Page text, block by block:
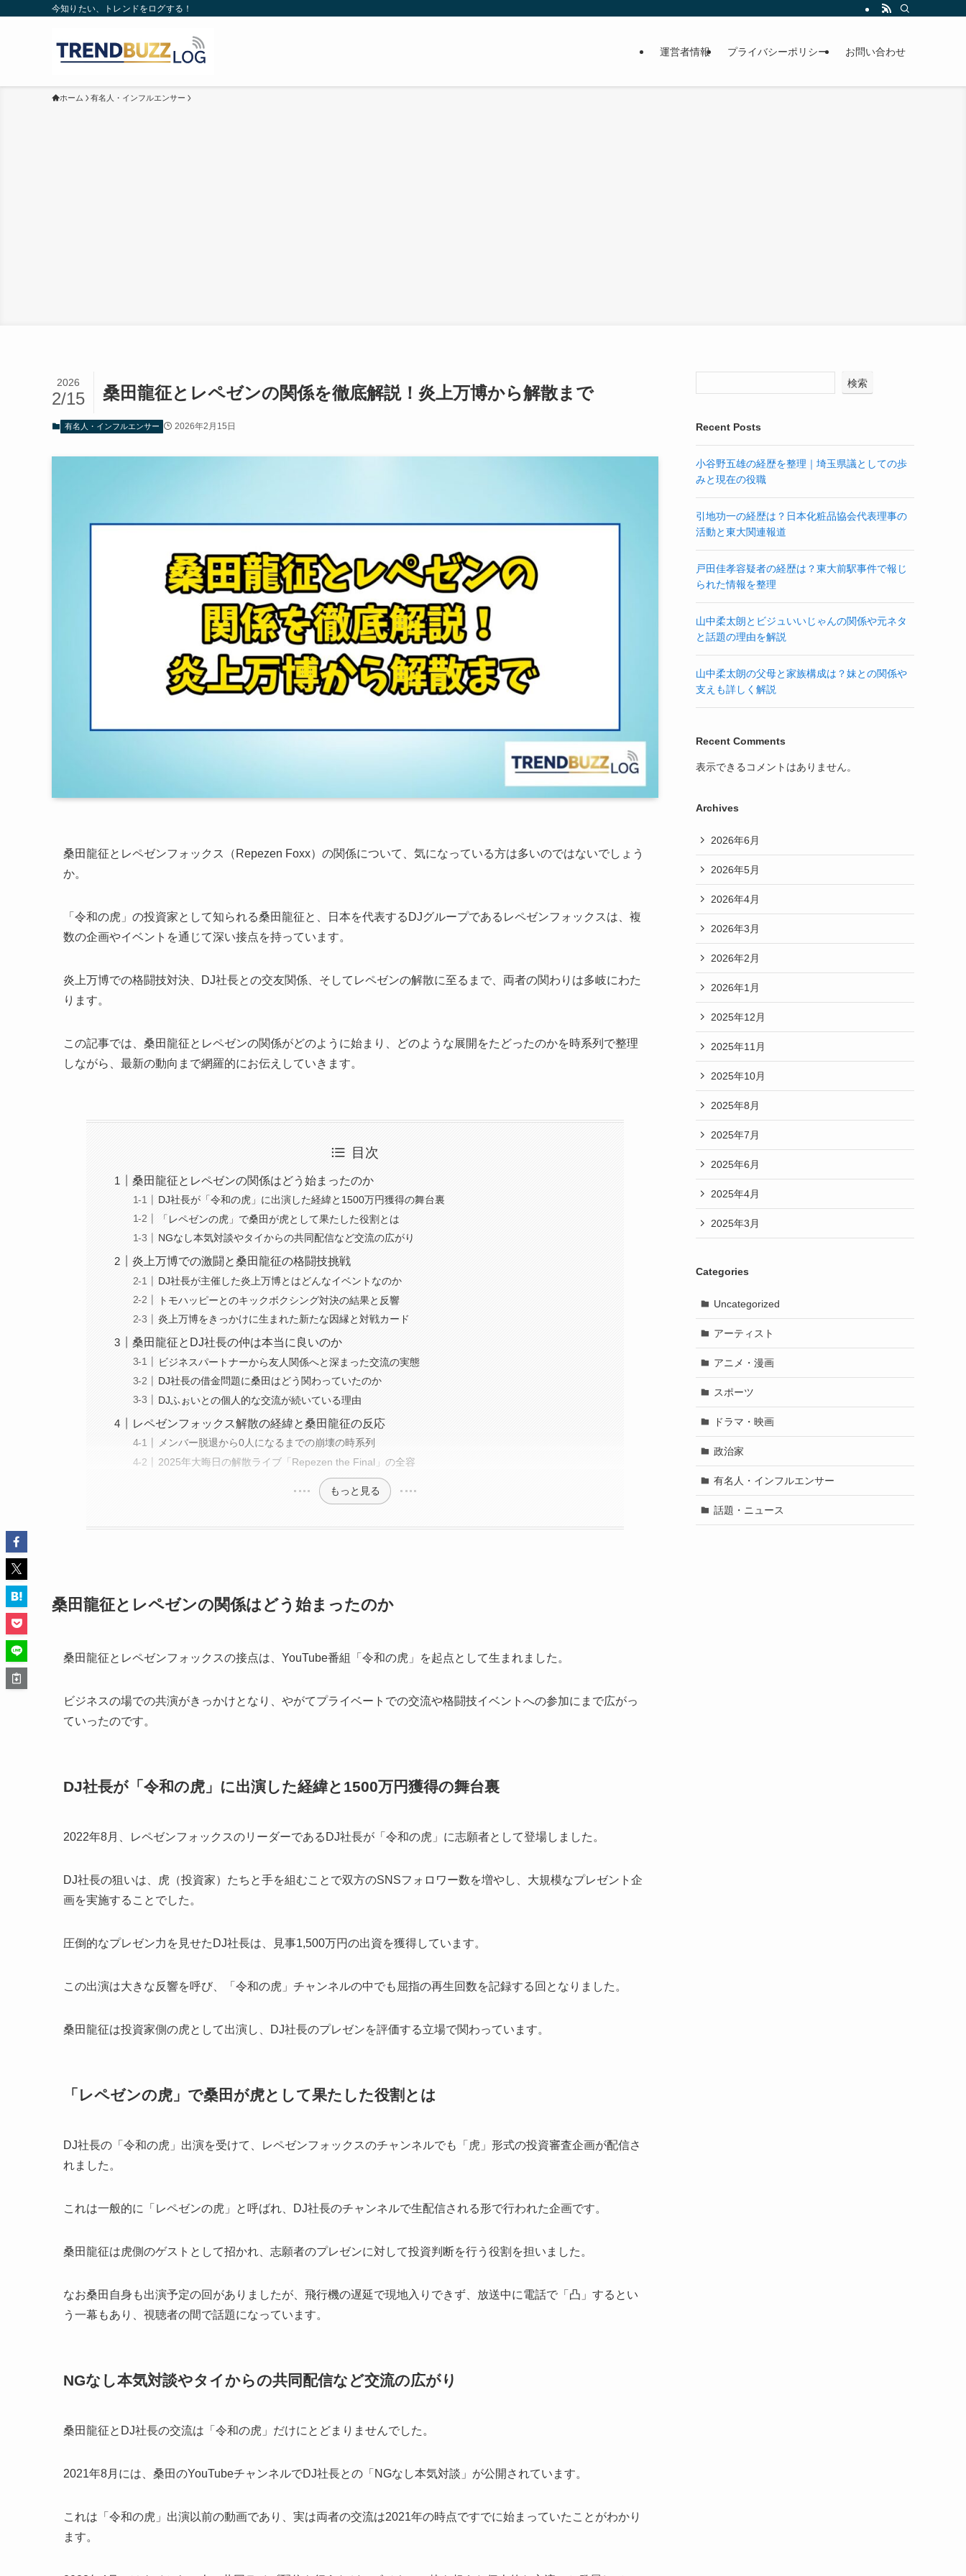
今知りたい、トレンドをログする！
運営者情報 プライバシーポリシー お問い合わせ
ホーム 有名人・インフルエンサー
桑田龍征とレペゼンの関係を徹底解説！炎上万博から解散まで
2026
2/15
有名人・インフルエンサー 2026年2月15日
桑田龍征とレペゼンフォックス（Repezen Foxx）の関係について、気になっている方は多いのではないでしょう
か。
「令和の虎」の投資家として知られる桑田龍征と、日本を代表するDJグループであるレペゼンフォックスは、複
数の企画やイベントを通じて深い接点を持っています。
炎上万博での格闘技対決、DJ社長との交友関係、そしてレペゼンの解散に至るまで、両者の関わりは多岐にわた
ります。
この記事では、桑田龍征とレペゼンの関係がどのように始まり、どのような展開をたどったのかを時系列で整理
しながら、最新の動向まで網羅的にお伝えしていきます。
目次
桑田龍征とレペゼンの関係はどう始まったのか
DJ社長が「令和の虎」に出演した経緯と1500万円獲得の舞台裏
「レペゼンの虎」で桑田が虎として果たした役割とは
NGなし本気対談やタイからの共同配信など交流の広がり
炎上万博での激闘と桑田龍征の格闘技挑戦
DJ社長が主催した炎上万博とはどんなイベントなのか
トモハッピーとのキックボクシング対決の結果と反響
炎上万博をきっかけに生まれた新たな因縁と対戦カード
桑田龍征とDJ社長の仲は本当に良いのか
ビジネスパートナーから友人関係へと深まった交流の実態
DJ社長の借金問題に桑田はどう関わっていたのか
DJふぉいとの個人的な交流が続いている理由
レペゼンフォックス解散の経緯と桑田龍征の反応
メンバー脱退から0人になるまでの崩壊の時系列
2025年大晦日の解散ライブ「Repezen the Final」の全容
もっと見る
桑田龍征とレペゼンの関係はどう始まったのか
桑田龍征とレペゼンフォックスの接点は、YouTube番組「令和の虎」を起点として生まれました。
ビジネスの場での共演がきっかけとなり、やがてプライベートでの交流や格闘技イベントへの参加にまで広がっ
ていったのです。
DJ社長が「令和の虎」に出演した経緯と1500万円獲得の舞台裏
2022年8月、レペゼンフォックスのリーダーであるDJ社長が「令和の虎」に志願者として登場しました。
DJ社長の狙いは、虎（投資家）たちと手を組むことで双方のSNSフォロワー数を増やし、大規模なプレゼント企
画を実施することでした。
圧倒的なプレゼン力を見せたDJ社長は、見事1,500万円の出資を獲得しています。
この出演は大きな反響を呼び、「令和の虎」チャンネルの中でも屈指の再生回数を記録する回となりました。
桑田龍征は投資家側の虎として出演し、DJ社長のプレゼンを評価する立場で関わっています。
「レペゼンの虎」で桑田が虎として果たした役割とは
DJ社長の「令和の虎」出演を受けて、レペゼンフォックスのチャンネルでも「虎」形式の投資審査企画が配信さ
れました。
これは一般的に「レペゼンの虎」と呼ばれ、DJ社長のチャンネルで生配信される形で行われた企画です。
桑田龍征は虎側のゲストとして招かれ、志願者のプレゼンに対して投資判断を行う役割を担いました。
なお桑田自身も出演予定の回がありましたが、飛行機の遅延で現地入りできず、放送中に電話で「凸」するとい
う一幕もあり、視聴者の間で話題になっています。
NGなし本気対談やタイからの共同配信など交流の広がり
桑田龍征とDJ社長の交流は「令和の虎」だけにとどまりませんでした。
2021年8月には、桑田のYouTubeチャンネルでDJ社長との「NGなし本気対談」が公開されています。
これは「令和の虎」出演以前の動画であり、実は両者の交流は2021年の時点ですでに始まっていたことがわかり
ます。
検索
Recent Posts
小谷野五雄の経歴を整理｜埼玉県議としての歩
みと現在の役職
引地功一の経歴は？日本化粧品協会代表理事の
活動と東大関連報道
戸田佳孝容疑者の経歴は？東大前駅事件で報じ
られた情報を整理
山中柔太朗とビジュいいじゃんの関係や元ネタ
と話題の理由を解説
山中柔太朗の父母と家族構成は？妹との関係や
支えも詳しく解説
Recent Comments
表示できるコメントはありません。
Archives
2026年6月
2026年5月
2026年4月
2026年3月
2026年2月
2026年1月
2025年12月
2025年11月
2025年10月
2025年8月
2025年7月
2025年6月
2025年4月
2025年3月
Categories
Uncategorized
アーティスト
アニメ・漫画
スポーツ
ドラマ・映画
政治家
有名人・インフルエンサー
話題・ニュース